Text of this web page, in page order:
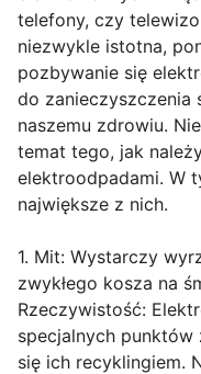
telefony, czy
niezwykle istotna,
pozbywanie się
do zanieczyszczenia
naszemu zdrowiu.
temat tego, jak
elektroodpadami. W
największe z nich.
1. Mit: Wystarczy
zwykłego kosza na
Rzeczywistość:
specjalnych
się ich recyklingiem.